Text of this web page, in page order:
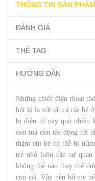
THÔNG TIN SẢN PHẨM
ĐÁNH GIÁ
THẺ TAG
HƯỚNG DẪN
Những chiếc điện thoại
hút kì lạ với tất cả các bé
bị điện từ này quá nhiều
con mà còn tác động tới
thậm chí bé có thể bị
trẻ nhỏ luôn cần sự
không thể nào thay thế
con cái. Vậy nên bố mẹ